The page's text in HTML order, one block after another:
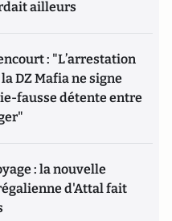
ailleurs
: "L’arrestation
DZ Mafia ne signe
fausse détente entre
: la nouvelle
d'Attal fait